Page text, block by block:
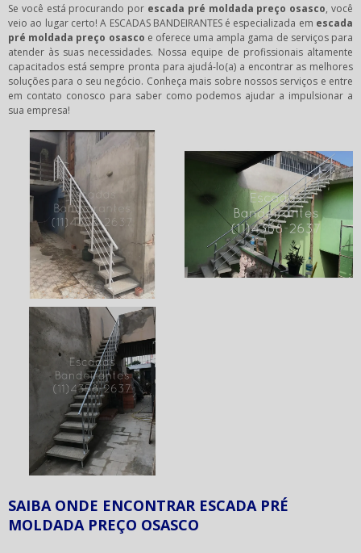
Se você está procurando por escada pré moldada preço osasco, você
veio ao lugar certo! A ESCADAS BANDEIRANTES é especializada em escada
pré moldada preço osasco e oferece uma ampla gama de serviços para
atender às suas necessidades. Nossa equipe de profissionais altamente
capacitados está sempre pronta para ajudá-lo(a) a encontrar as melhores
soluções para o seu negócio. Conheça mais sobre nossos serviços e entre
em contato conosco para saber como podemos ajudar a impulsionar a
sua empresa!
SAIBA ONDE ENCONTRAR ESCADA PRÉ
MOLDADA PREÇO OSASCO